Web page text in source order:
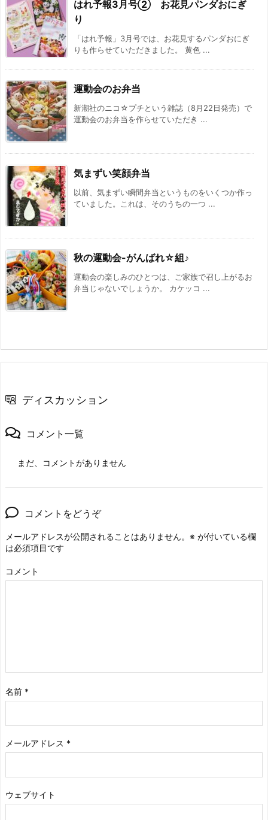
はれ予報3月号② お花見パンダおにぎ
り
「はれ予報」3月号では、お花見するパンダおにぎ
りも作らせていただきました。 黄色 ...
運動会のお弁当
新潮社のニコ☆プチという雑誌（8月22日発売）で
運動会のお弁当を作らせていただき ...
気まずい笑顔弁当
以前、気まずい瞬間弁当というものをいくつか作っ
ていました。これは、そのうちの一つ ...
秋の運動会-がんばれ☆組♪
運動会の楽しみのひとつは、ご家族で召し上がるお
弁当じゃないでしょうか。 カケッコ ...
ディスカッション
コメント一覧
まだ、コメントがありません
コメントをどうぞ
メールアドレスが公開されることはありません。 ※ が付いている欄
は必須項目です
コメント
名前 *
メールアドレス *
ウェブサイト